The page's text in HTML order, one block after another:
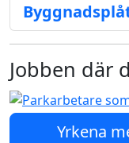
Jobben där
Yrkena